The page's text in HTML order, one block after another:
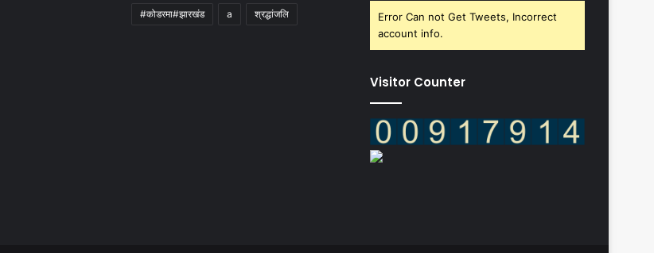
#कोडरमा#झारखंड a श्रद्धांजलि
Error Can not Get Tweets, Incorrect
account info.
Visitor Counter